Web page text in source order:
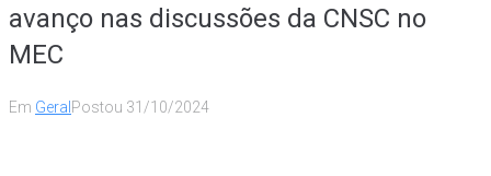
avanço nas discussões da CNSC no
MEC
Em Geral Postou 31/10/2024